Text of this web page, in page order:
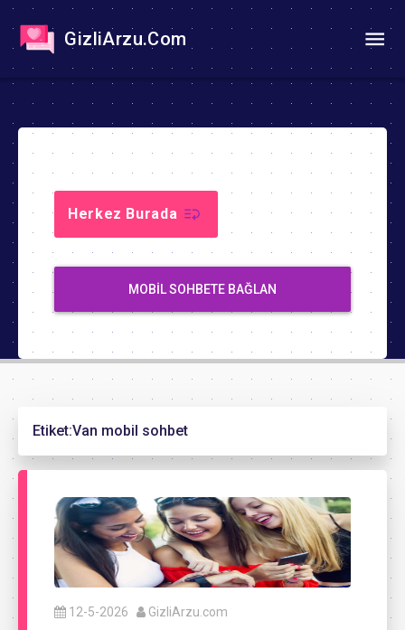
GizliArzu.Com
Herkez Burada
MOBIL SOHBETE BAĞLAN
Etiket:Van mobil sohbet
12-5-2026 GizliArzu.com